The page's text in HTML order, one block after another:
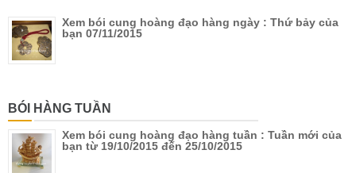
Xem bói cung hoàng đạo hàng ngày : Thứ bảy của
bạn 07/11/2015
BÓI HÀNG TUẦN
Xem bói cung hoàng đạo hàng tuần : Tuần mới của
bạn từ 19/10/2015 đến 25/10/2015